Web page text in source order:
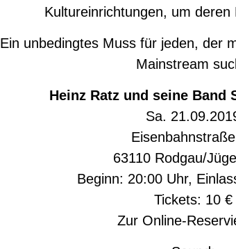
Kultureinrichtungen, um deren
Ein unbedingtes Muss für jeden, der
Mainstream
Heinz Ratz und seine Band
Sa.
63110 Rodgau/
Beginn: 20:00 Uhr,
Tickets: 10 €
Zur Online-